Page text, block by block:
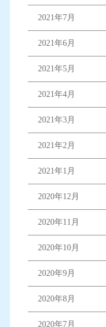
2021年7月
2021年6月
2021年5月
2021年4月
2021年3月
2021年2月
2021年1月
2020年12月
2020年11月
2020年10月
2020年9月
2020年8月
2020年7月